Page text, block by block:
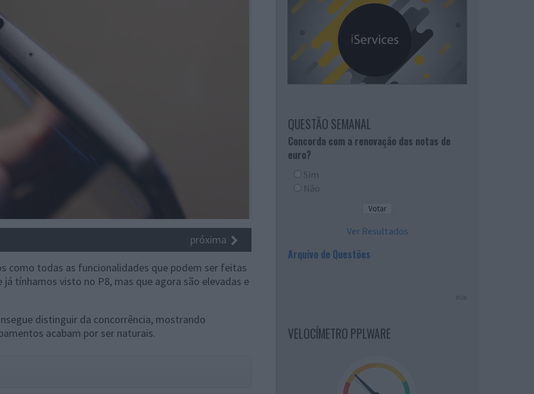
próxima
como todas as funcionalidades que podem ser feitas
tínhamos visto no P8, mas que agora são elevadas e
distinguir da concorrência, mostrando
acabam por ser naturais.
QUESTÃO SEMANAL
Concorda com a renovação das notas de
euro?
Sim
Não
Ver Resultados
Arquivo de Questões
PUB
VELOCÍMETRO PPLWARE